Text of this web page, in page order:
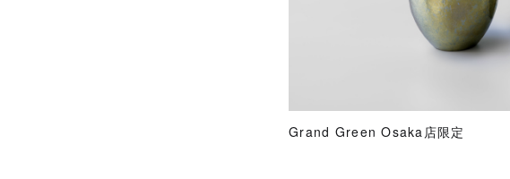
Grand Green Osaka店限定